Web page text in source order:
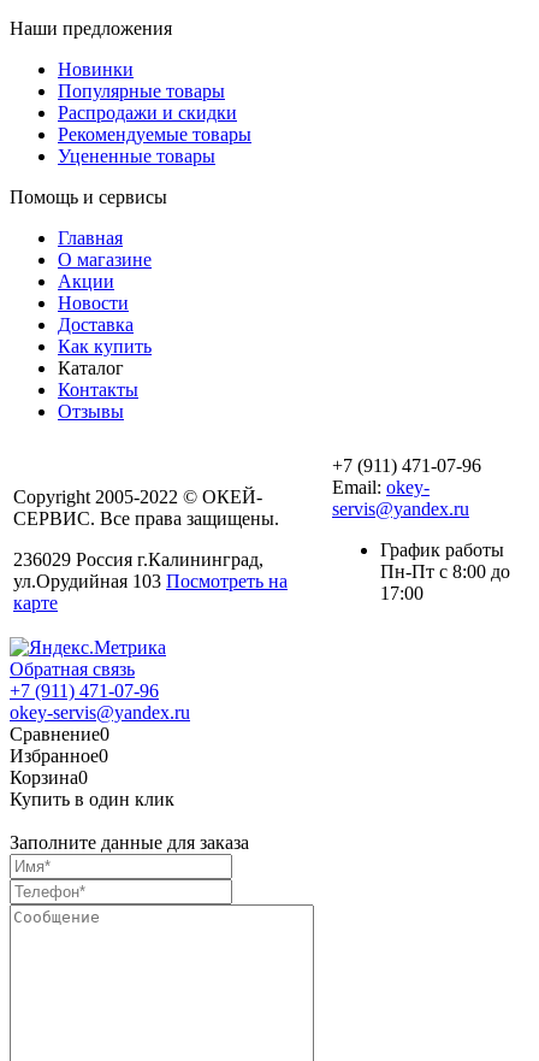
Наши предложения
Новинки
Популярные товары
Распродажи и скидки
Рекомендуемые товары
Уцененные товары
Помощь и сервисы
Главная
О магазине
Акции
Новости
Доставка
Как купить
Каталог
Контакты
Отзывы
Copyright 2005-2022 © ОКЕЙ-
СЕРВИС. Все права защищены.
236029 Россия г.Калининград,
ул.Орудийная 103 Посмотреть на
карте
+7 (911) 471-07-96
Email: okey-
servis@yandex.ru
График работы
Пн-Пт с 8:00 до
17:00
Обратная связь
+7 (911) 471-07-96
okey-servis@yandex.ru
Сравнение0
Избранное0
Корзина0
Купить в один клик
Заполните данные для заказа